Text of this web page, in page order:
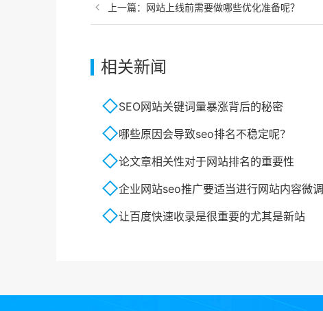
上一篇： 网站上线前需要做哪些优化准备呢？
相关新闻
SEO网站关键词量暴涨背后的秘密
哪些原因会导致seo排名不稳定呢？
论文章相关性对于网站排名的重要性
企业网站seo推广要适当进行网站内容微调
让百度快速收录是很重要的尤其是新站